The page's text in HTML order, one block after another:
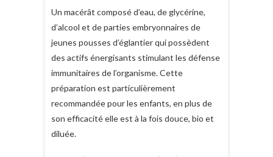
Un macérât composé d’eau, de glycérine,
d’alcool et de parties embryonnaires de
jeunes pousses d’églantier qui possèdent
des actifs énergisants stimulant les défense
immunitaires de l’organisme. Cette
préparation est particulièrement
recommandée pour les enfants, en plus de
son efficacité elle est à la fois douce, bio et
diluée.